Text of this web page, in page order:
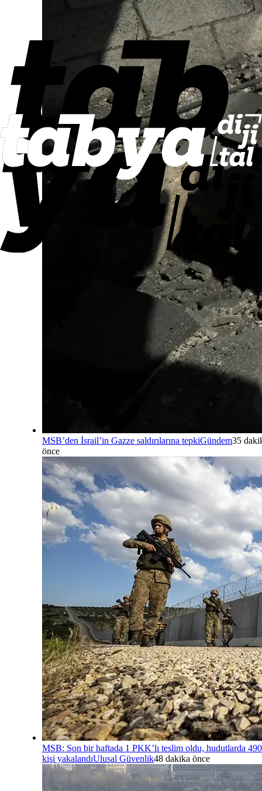
MSB’den İsrail’in Gazze saldırılarına tepkiGündem35
önce
MSB: Son bir haftada 1 PKK’lı teslim oldu, hudutlarda 490
kişi yakalandıUlusal Güvenlik48 dakika önce